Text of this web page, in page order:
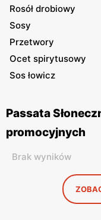
Rosół drobiowy
Sosy
Przetwory
Ocet spirytusowy
Sos łowicz
Passata
promocyjnych
Brak wyników